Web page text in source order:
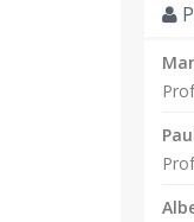
el